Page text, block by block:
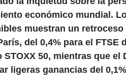
económico mundial.
muestran un retroceso
del 0,4% para el FTSE
STOXX 50, mientras que el
ligeras ganancias del